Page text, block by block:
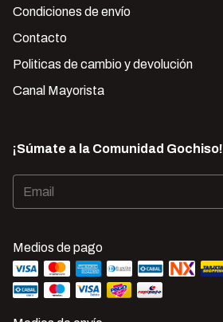
Condiciones de envío
Contacto
Politicas de cambio y devolución
Canal Mayorista
¡Súmate a la Comunidad Gochiso!
Medios de pago